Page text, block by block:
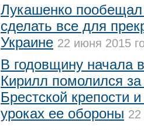
Лукашенко пообещал
сделать все для
Украине 22 июня 2015
В годовщину начала
Кирилл помолился за
Брестской крепости
уроках ее обороны